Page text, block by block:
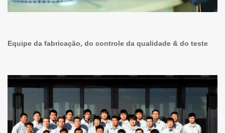
Equipe da fabricação, do controle da qualidade & do teste